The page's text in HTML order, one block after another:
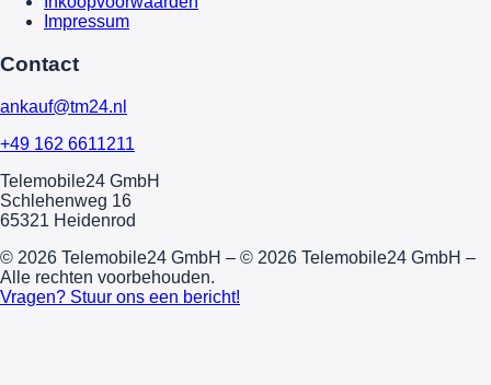
Impressum
Contact
ankauf@tm24.nl
+49 162 6611211
Telemobile24 GmbH
Schlehenweg 16
65321 Heidenrod
© 2026 Telemobile24 GmbH – © 2026 Telemobile24 GmbH –
Alle rechten voorbehouden.
Vragen? Stuur ons een bericht!